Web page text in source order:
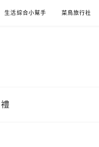
生活綜合小幫手 菜鳥旅行社